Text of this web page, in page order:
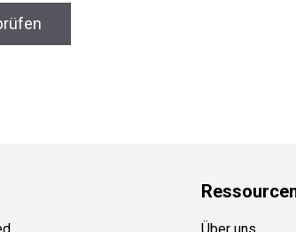
Ressourcen
Über uns